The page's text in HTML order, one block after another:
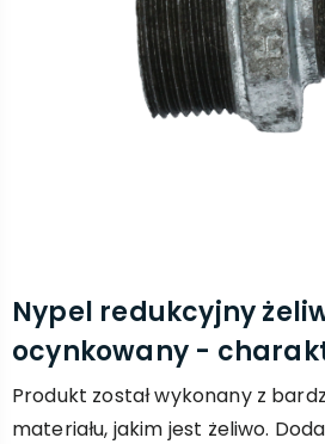
Nypel redukcyjny
ocynkowany -
Produkt został wykonany z
materiału, jakim jest żeliwo.